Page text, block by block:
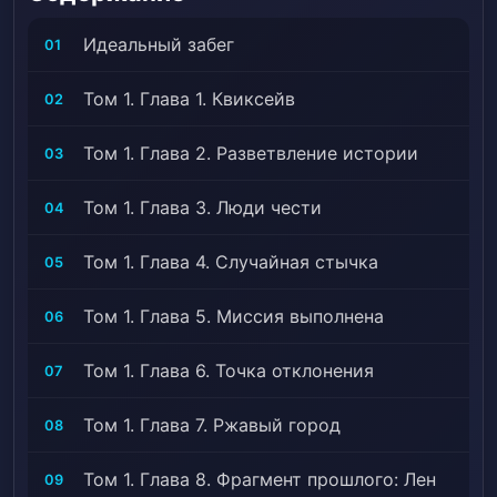
01 Идеальный забег
02 Том 1. Глава 1. Квиксейв
03 Том 1. Глава 2. Разветвление истории
04 Том 1. Глава 3. Люди чести
05 Том 1. Глава 4. Случайная стычка
06 Том 1. Глава 5. Миссия выполнена
07 Том 1. Глава 6. Точка отклонения
08 Том 1. Глава 7. Ржавый город
09 Том 1. Глава 8. Фрагмент прошлого: Лен